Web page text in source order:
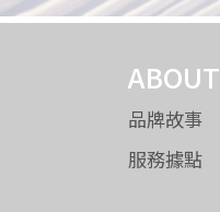
ABOUT
品牌故事
服務據點